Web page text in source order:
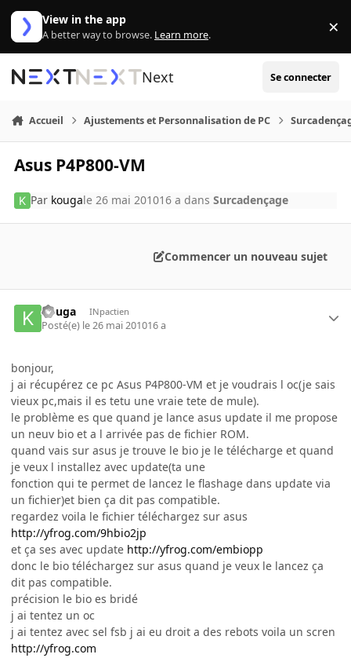
Aller au contenu
View in the app
A better way to browse. Learn more. ×
Next Se connecter
Accueil Ajustements et Personnalisation de PC
Asus P4P800-VM
Par kougale 26 mai 201016 a dansSurcadençage
Commencer un nouveau sujet
kouga INpactien
Posté(e) le 26 mai 201016 a
bonjour,
j ai récupérez ce pc Asus P4P800-VM et je voudrais l oc(je sais
vieux pc,mais il es tetu une vraie tete de mule).
le problème es que quand je lance asus update il me propose
un neuv bio et a l arrivée pas de fichier ROM.
quand vais sur asus je trouve le bio je le télécharge et quand
je veux l installez avec update(ta une
fonction qui te permet de lancez le flashage dans update via
un fichier)et bien ça dit pas compatible.
regardez voila le fichier téléchargez sur asus
http://yfrog.com/9hbio2jp
et ça ses avec update http://yfrog.com/embiopp
donc le bio téléchargez sur asus quand je veux le lancez ça
dit pas compatible.
précision le bio es bridé
j ai tentez un oc
j ai tentez avec sel fsb j ai eu droit a des rebots voila un scren
http://yfrog.com